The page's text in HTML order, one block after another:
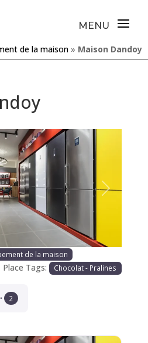
de la maison » Maison Dandoy
Prochaine
de la maison
Place Tags: Chocolat - Pralines
2